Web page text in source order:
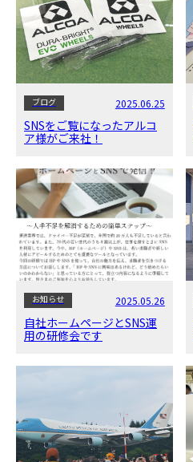
ブログ 2025.06.25
SNSをご覧になったアルコ
ア様がご来社！
お知らせ 2025.05.26
自社ホームページとSNS運
用の研修会です